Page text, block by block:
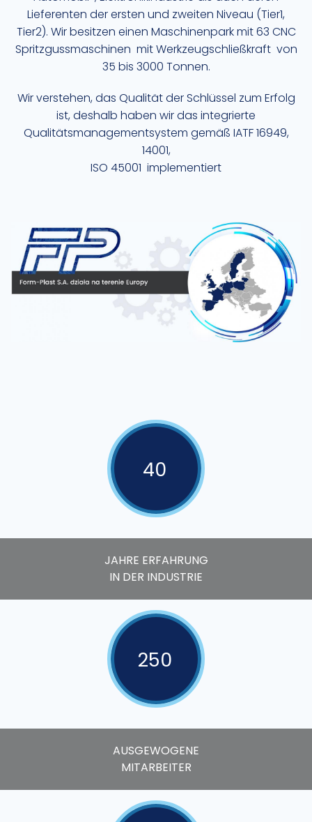
Lieferenten der ersten und zweiten Niveau (Tier1,
Tier2). Wir besitzen einen Maschinenpark mit 63 CNC
Spritzgussmaschinen mit Werkzeugschließkraft von
35 bis 3000 Tonnen.
Wir verstehen, das Qualität der Schlüssel zum Erfolg
ist, deshalb haben wir das integrierte
Qualitätsmanagementsystem gemäß IATF 16949,
14001,
ISO 45001 implementiert
40
JAHRE ERFAHRUNG
IN DER INDUSTRIE
250
AUSGEWOGENE
MITARBEITER